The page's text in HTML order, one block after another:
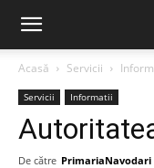
Acasă Servicii
Servicii Informatii
De către PrimariaNavodari